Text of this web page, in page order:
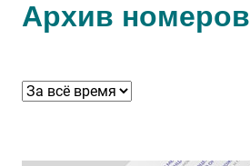
Архив номеров